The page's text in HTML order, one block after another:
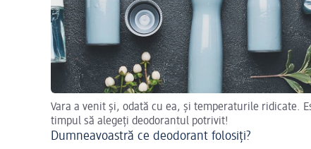
Vara a venit și, odată cu ea, și temperaturile ridicate.
timpul să alegeți deodorantul potrivit!
Dumneavoastră ce deodorant folosiți?